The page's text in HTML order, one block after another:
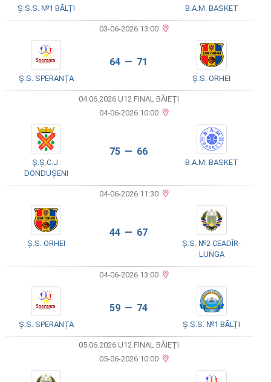
Ș.S.S. №1 BĂLȚI B.A.M. BASKET
03-06-2026 13:00
Ș.S. SPERANȚA
64 — 71
Ș.S. ORHEI
04.06.2026 U12 FINAL BĂIEȚI
04-06-2026 10:00
Ș.Ș.C.J.
DONDUȘENI
75 — 66
B.A.M. BASKET
04-06-2026 11:30
Ș.S. ORHEI
44 — 67
Ș.S. №2 CEADÎR-
LUNGA
04-06-2026 13:00
Ș.S. SPERANȚA
59 — 74
Ș.S.S. №1 BĂLȚI
05.06.2026 U12 FINAL BĂIEȚI
05-06-2026 10:00